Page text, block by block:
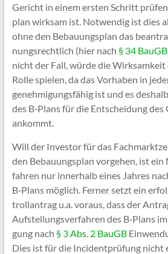
Gericht in einem ers­ten Schritt
plan wirk­sam ist. Not­wen­dig ist dies
ohne den Bebau­ungs­plan das
nungs­recht­lich (hier nach § 34 BauGB
nicht der Fall, wür­de die Wirk­sam­keit
Rol­le spie­len, da das Vor­ha­ben in
geneh­mi­gungs­fä­hig ist und es
des B‑Plans für die Ent­schei­dung
ankommt.
Will der Inves­tor für das
den Bebau­ungs­plan vor­ge­hen, ist
fah­ren nur inner­halb eines Jah­res
B‑Plans mög­lich. Fer­ner setzt ein
troll­an­trag u.a. vor­aus, dass der
Auf­stel­lungs­ver­fah­ren des B‑Plans
gung nach § 3 Abs. 2 BauGB
Dies ist für die Inci­dent­prü­fung nicht